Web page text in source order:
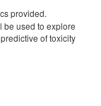
provided.
used to explore
of toxicity